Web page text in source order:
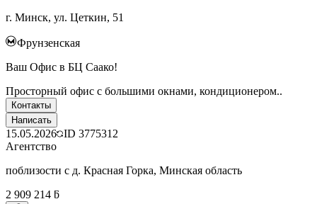
г. Минск, ул. Цеткин, 51
Фрунзенская
Ваш Офис в БЦ Саако!
Просторный офис с большими окнами, кондиционером..
Контакты
Написать
15.05.2026 ID 3775312
Агентство
поблизости с д. Красная Горка, Минская область
2 909 214 ƃ